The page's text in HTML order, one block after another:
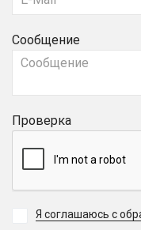
Сообщение
Проверка
Я соглашаюсь с